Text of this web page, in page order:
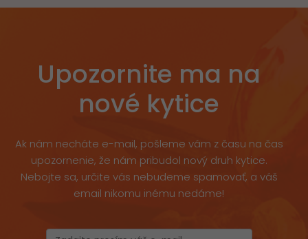
Upozornite ma na
nové kytice
Ak nám necháte e-mail, pošleme vám z času na čas
upozornenie, že nám pribudol nový druh kytice.
Nebojte sa, určite vás nebudeme spamovať, a váš
email nikomu inému nedáme!